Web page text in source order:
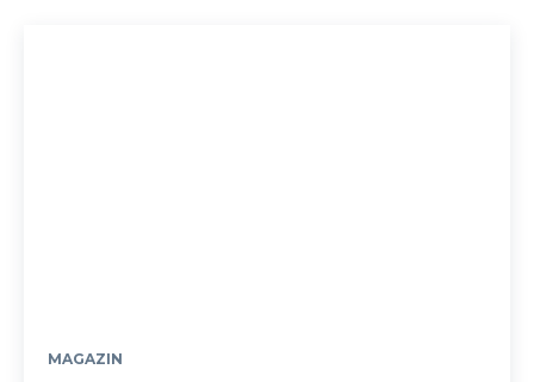
MAGAZIN